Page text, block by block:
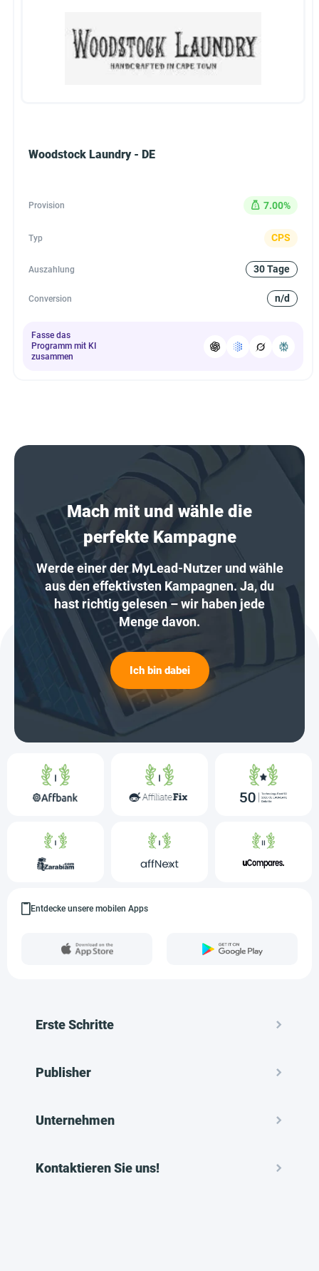
Woodstock Laundry - DE
Provision 7.00%
Typ CPS
Auszahlung 30 Tage
Conversion n/d
Fasse das
Programm mit KI
zusammen
Mach mit und wähle die
perfekte Kampagne
Werde einer der MyLead-Nutzer und wähle
aus den effektivsten Kampagnen. Ja, du
hast richtig gelesen – wir haben jede
Menge davon.
Ich bin dabei
Entdecke unsere mobilen Apps
Erste Schritte
Publisher
Unternehmen
Kontaktieren Sie uns!